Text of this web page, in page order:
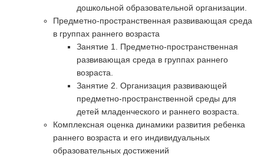
дошкольной образовательной организации.
Предметно-пространственная развивающая среда
в группах раннего возраста
Занятие 1. Предметно-пространственная
развивающая среда в группах раннего
возраста.
Занятие 2. Организация развивающей
предметно-пространственной среды для
детей младенческого и раннего возраста.
Комплексная оценка динамики развития ребенка
раннего возраста и его индивидуальных
образовательных достижений